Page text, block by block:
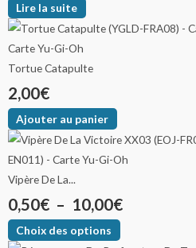
Lire la suite
Tortue Catapulte
2,00€
Ajouter au panier
Vipère De La...
0,50€ – 10,00€
Choix des options